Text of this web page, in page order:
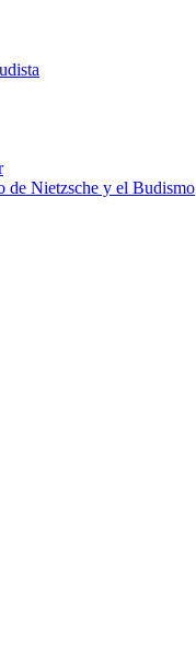
de Nietzsche y el Budismo